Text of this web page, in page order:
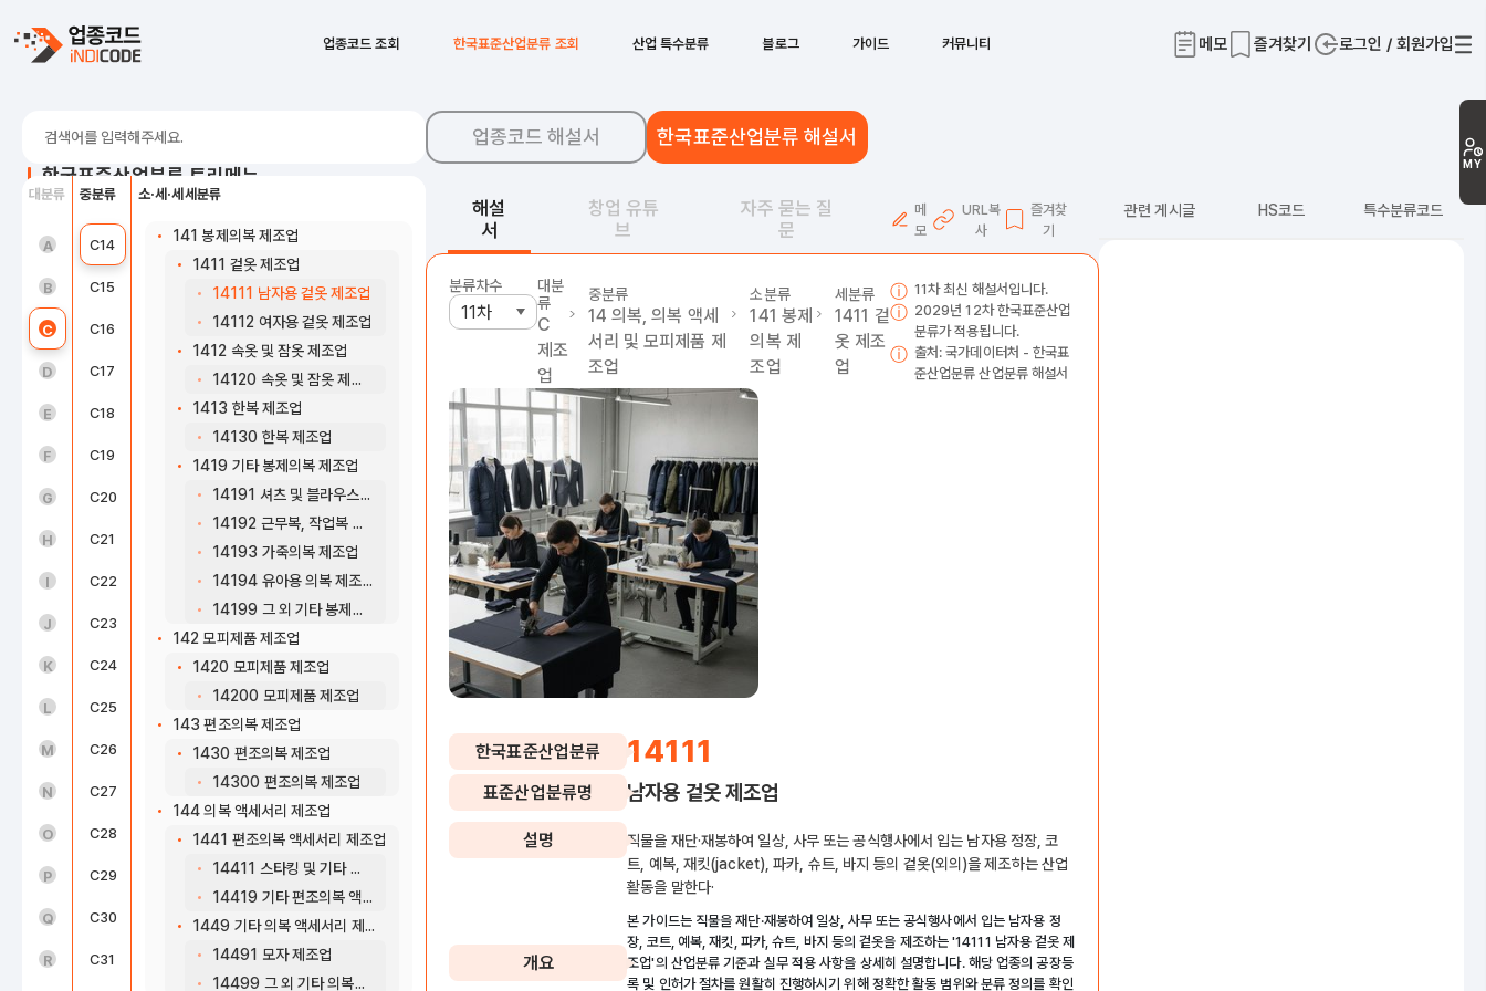
업종코드 조회 한국표준산업분류 조회 산업 특수분류 블로그 가이드 커뮤니티 메모 즐겨찾기 로그인 / 회원가입
MY
한국표준산업분류 트리메뉴
대분류
A 농업, 임업 및 어업(01~03)
B 광업(05~08)
C 제조업(10~34)
D 전기, 가스, 증기 및 공기조절 공급업(35)
E 수도, 하수 및 폐기물 처리, 원료 재생업(36 ~ 39)
F 건설업(41~42)
G 도매 및 소매업(45~47)
H 운수 및 창고업(49~52)
I 숙박 및 음식점업(55~56)
J 정보통신업(58~63)
K 금융 및 보험업(64~66)
L 부동산업(68)
M 전문, 과학 및 기술 서비스업(70~73)
N 사업시설 관리, 사업 지원 및 임대 서비스업(74~76)
O 공공행정, 국방 및 사회보장 행정(84)
P 교육 서비스업(85)
Q 보건업 및 사회복지 서비스업(86~87)
R 예술, 스포츠 및 여가관련 서비스업(90~91)
중분류
B08 광업 지원 서비스업
C13 섬유제품 제조업; 의복제외
C14 의복, 의복 액세서리 및 모피제품 제조업
C15 가죽, 가방 및 신발 제조업
C16 목재 및 나무제품 제조업; 가구 제외
C17 펄프, 종이 및 종이제품 제조업
C18 인쇄 및 기록매체 복제업
C19
C20 화학물질 및 화학제품 제조업; 의약품 제외
C21
C22 고무 및 플라스틱제품 제조업
C23
C24 1차 금속 제조업
C25 금속가공제품 제조업; 기계 및 가구 제외
C26 전자부품, 컴퓨터, 영상, 음향 및 통신장비 제조업
C27 의료, 정밀, 광학기기 및 시계 제조업
C28 전기장비 제조업
C29 기타 기계 및 장비 제조업
C30 자동차 및 트레일러 제조업
C31 기타 운송장비 제조업
소·세·세세분류
13991 세폭직물 제조업
C14 의복, 의복 액세서리 및 모피제품 제조업
141 봉제의복 제조업
1411 겉옷 제조업
14111 남자용 겉옷 제조업
14112 여자용 겉옷 제조업
1412 속옷 및 잠옷 제조업
14120 속옷 및 잠옷 제조업
1413 한복 제조업
14130 한복 제조업
1419 기타 봉제의복 제조업
14191 셔츠 및 블라우스 제조업
14192 근무복, 작업복 및 유사의복 제조업
14193 가죽의복 제조업
14194 유아용 의복 제조업
14199 그 외 기타 봉제의복 제조업
142 모피제품 제조업
1420 모피제품 제조업
14200 모피제품 제조업
143 편조의복 제조업
1430 편조의복 제조업
14300 편조의복 제조업
144 의복 액세서리 제조업
1441 편조의복 액세서리 제조업
14411 스타킹 및 기타 양말 제조업
14419 기타 편조의복 액세서리 제조업
1449 기타 의복 액세서리 제조업
14491 모자 제조업
14499 그 외 기타 의복액세서리 제조업
업종코드 해설서 한국표준산업분류 해설서
해설
서
창업 유튜
브
자주 묻는 질
문
메
모
URL복
사
즐겨찾
기
분류차수
대분
류
C
제조
업
중분류
14 의복, 의복 액세
서리 및 모피제품 제
조업
소분류
141 봉제
의복 제
조업
세분류
1411 겉
옷 제조
업
11차 최신 해설서입니다.
2029년 12차 한국표준산업
분류가 적용됩니다.
출처: 국가데이터처 - 한국표
준산업분류 산업분류 해설서
한국표준산업분류 14111
표준산업분류명 남자용 겉옷 제조업
설명
직물을 재단·재봉하여 일상, 사무 또는 공식행사에서 입는 남자용 정장, 코
트, 예복, 재킷(jacket), 파카, 슈트, 바지 등의 겉옷(외의)을 제조하는 산업
활동을 말한다·
개요
본 가이드는 직물을 재단·재봉하여 일상, 사무 또는 공식행사에서 입는 남자용 정
장, 코트, 예복, 재킷, 파카, 슈트, 바지 등의 겉옷을 제조하는 '14111 남자용 겉옷 제
조업'의 산업분류 기준과 실무 적용 사항을 상세히 설명합니다. 해당 업종의 공장등
록 및 인허가 절차를 원활히 진행하시기 위해 정확한 활동 범위와 분류 정의를 확인
관련 게시글 HS코드 특수분류코드